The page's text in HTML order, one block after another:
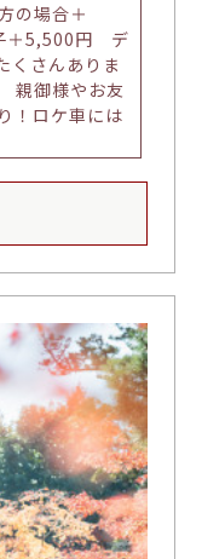
の場合＋
＋5,500円 デ
くさんありま
御様やお友
！ロケ車には